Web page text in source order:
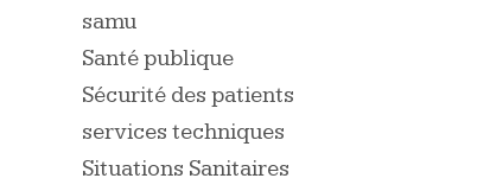
samu
Santé publique
Sécurité des patients
services techniques
Situations Sanitaires